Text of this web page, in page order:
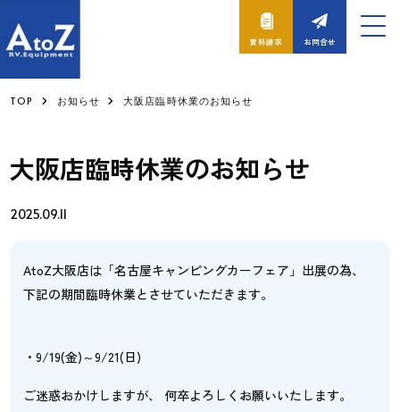
資料請求 お問合せ
TOP お知らせ 大阪店臨時休業のお知らせ
大阪店臨時休業のお知らせ
2025.09.11
AtoZ大阪店は「名古屋キャンピングカーフェア」出展の為、
下記の期間臨時休業とさせていただきます。
・9/19(金)～9/21(日)
ご迷惑おかけしますが、 何卒よろしくお願いいたします。